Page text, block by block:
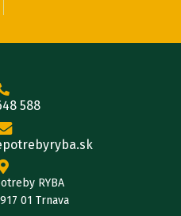
588
RYBA
01 Trnava